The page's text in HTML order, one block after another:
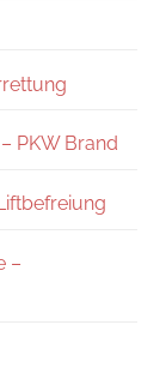
PKW Brand
–